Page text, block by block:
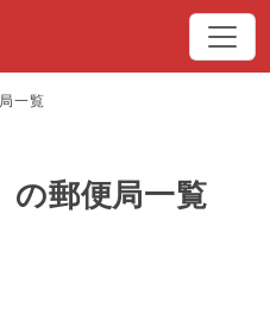
一覧
の郵便局一覧